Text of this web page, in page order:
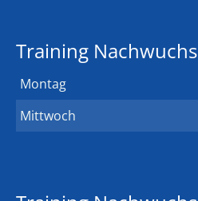
Training Nachwuchs
Montag
Mittwoch